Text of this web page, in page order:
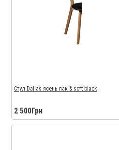
Стул Dallas ясень лак & soft black
2 500Грн